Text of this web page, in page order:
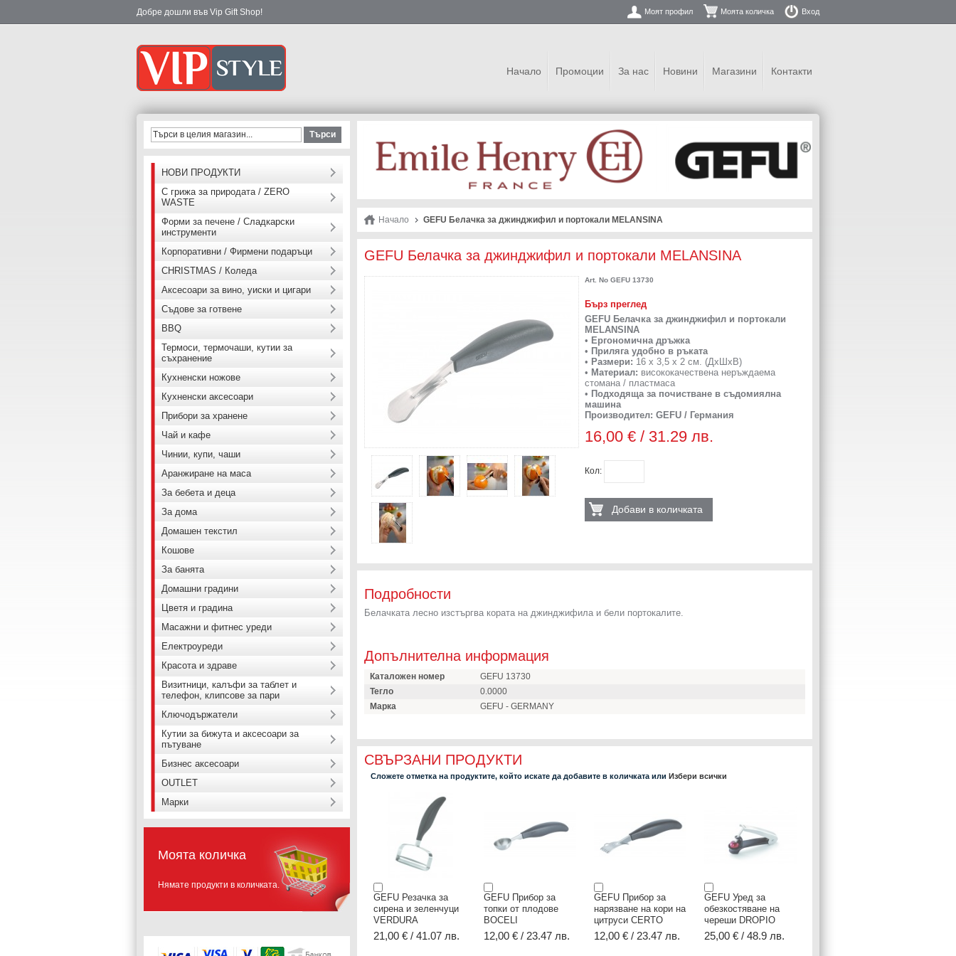
Добре дошли във Vip Gift Shop! Моят профил Моята количка Вход
Начало Промоции За нас Новини Магазини Контакти
Начало GEFU Белачка за джинджифил и портокали MELANSINA
GEFU Белачка за джинджифил и портокали MELANSINA
Art. No GEFU 13730
Бърз преглед
GEFU Белачка за джинджифил и портокали
MELANSINA
• Ергономична дръжка
• Приляга удобно в ръката
• Размери: 16 х 3,5 х 2 см. (ДхШхВ)
• Материал: висококачествена неръждаема
стомана / пластмаса
• Подходяща за почистване в съдомиялна
машина
Производител: GEFU / Германия
16,00 € / 31.29 лв.
Кол:
Добави в количката
Подробности
Белачката лесно изстъргва кората на джинджифила и бели портокалите.
Допълнителна информация
Каталожен номер
GEFU 13730
Тегло
0.0000
Марка
GEFU - GERMANY
СВЪРЗАНИ ПРОДУКТИ
Сложете отметка на продуктите, който искате да добавите в количката или Избери всички
GEFU Резачка за
сирена и зеленчуци
VERDURA
21,00 € / 41.07 лв.
GEFU Прибор за
топки от плодове
BOCELI
12,00 € / 23.47 лв.
GEFU Прибор за
нарязване на кори на
цитруси CERTO
12,00 € / 23.47 лв.
GEFU Уред за
обезкостяване на
череши DROPIO
25,00 € / 48.9 лв.
Търси
НОВИ ПРОДУКТИ
С грижа за природата / ZERO
WASTE
Форми за печене / Сладкарски
инструменти
Корпоративни / Фирмени подаръци
CHRISTMAS / Коледа
Аксесоари за вино, уиски и цигари
Съдове за готвене
BBQ
Термоси, термочаши, кутии за
съхранение
Кухненски ножове
Кухненски аксесоари
Прибори за хранене
Чай и кафе
Чинии, купи, чаши
Аранжиране на маса
За бебета и деца
За дома
Домашен текстил
Кошове
За банята
Домашни градини
Цветя и градина
Масажни и фитнес уреди
Електроуреди
Красота и здраве
Визитници, калъфи за таблет и
телефон, клипсове за пари
Ключодържатели
Кутии за бижута и аксесоари за
пътуване
Бизнес аксесоари
OUTLET
Марки
Моята количка
Нямате продукти в количката.